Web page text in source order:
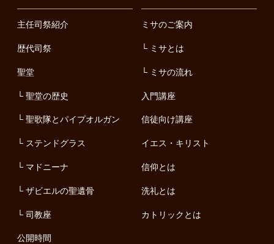
主任司祭紹介
歴代司祭
聖堂
聖堂の歴史
聖歌隊とパイプオルガン
ステンドグラス
マドニーナ
ザビエルの聖遺骨
司教座
公開時間
ミサのご案内
ミサとは
ミサの流れ
入門講座
信徒向け講座
イエス・キリスト
信仰とは
洗礼とは
カトリックとは